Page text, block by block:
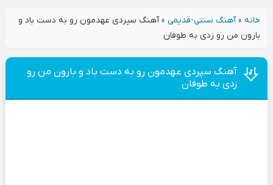
خانه»آهنگ سنتی-قدیمی»آهنگ سپردی عهدمون رو به دست باد و
بارون من رو زدی به طوفان
آهنگ سپردی عهدمون رو به دست باد و بارون من رو
زدی به طوفان